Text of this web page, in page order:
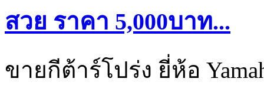
สวย ราคา 5,000บาท...
ขายกีต้าร์โปร่ง ยี่ห้อ